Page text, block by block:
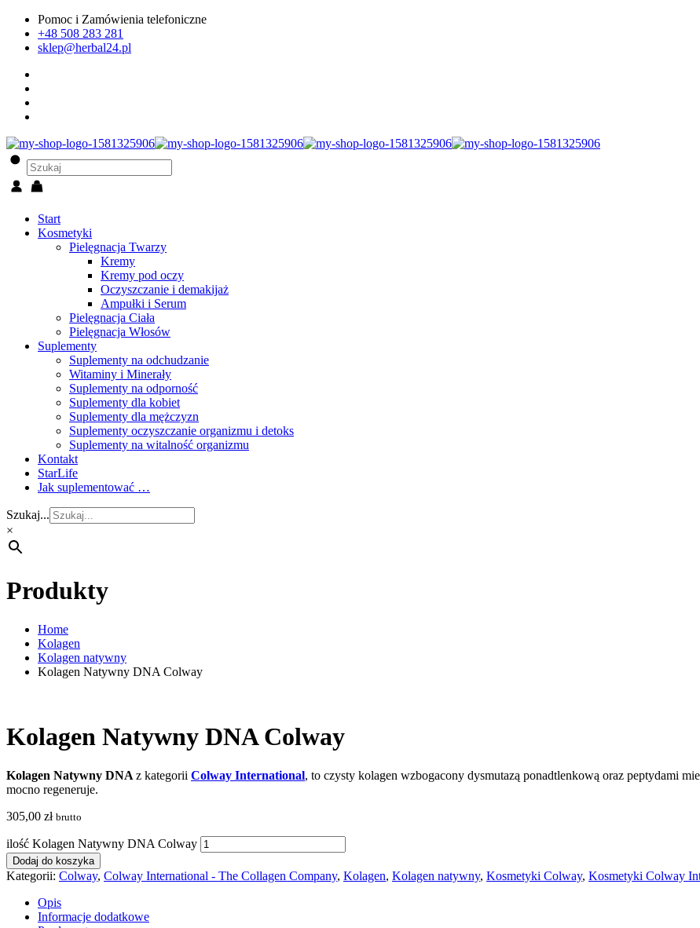
Pomoc i Zamówienia telefoniczne
+48 508 283 281
sklep@herbal24.pl
Start
Kosmetyki
Pielęgnacja Twarzy
Kremy
Kremy pod oczy
Oczyszczanie i demakijaż
Ampułki i Serum
Pielęgnacja Ciała
Pielęgnacja Włosów
Suplementy
Suplementy na odchudzanie
Witaminy i Minerały
Suplementy na odporność
Suplementy dla kobiet
Suplementy dla mężczyzn
Suplementy oczyszczanie organizmu i detoks
Suplementy na witalność organizmu
Kontakt
StarLife
Jak suplementować …
Szukaj...
×
Produkty
Home
Kolagen
Kolagen natywny
Kolagen Natywny DNA Colway
Kolagen Natywny DNA Colway
Kolagen Natywny DNA z kategorii Colway International, to czysty kolagen wzbogacony dysmutazą ponadtlenkową oraz peptydami
mocno regeneruje.
305,00 zł brutto
ilość Kolagen Natywny DNA Colway
Dodaj do koszyka
Kategorii: Colway, Colway International - The Collagen Company, Kolagen, Kolagen natywny, Kosmetyki Colway, Kosmetyki Colway
Opis
Informacje dodatkowe